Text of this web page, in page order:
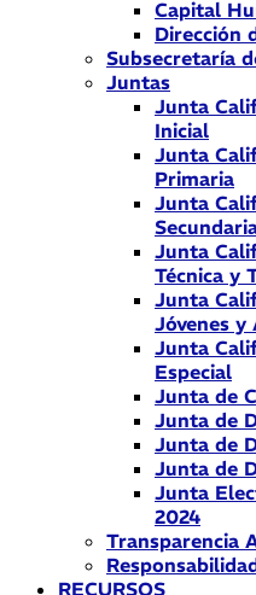
Capital
Dirección
Subsecretaría
Juntas
Junta
Inicial
Junta
Primaria
Junta
Junta
Técnica y
Junta
Jóvenes y
Junta
Especial
Junta de
Junta de
Junta de
Junta de
Junta
2024
Transparencia
RECURSOS